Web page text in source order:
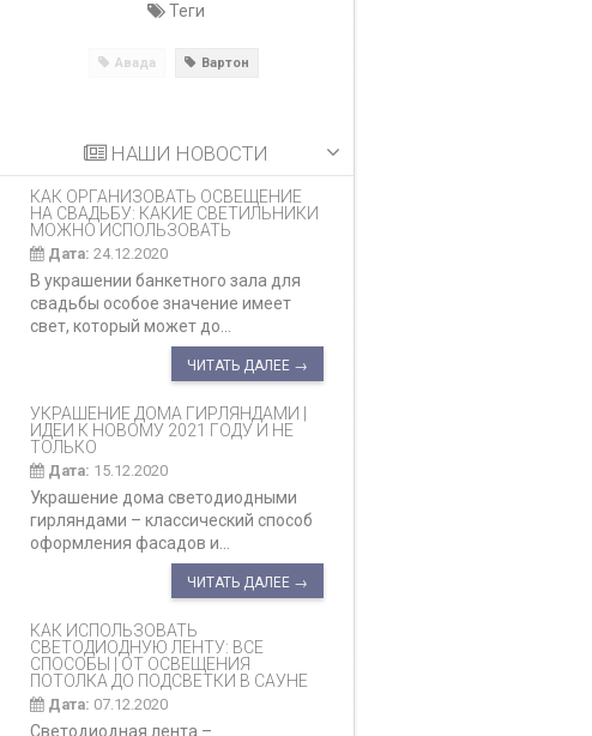
Теги
Авада Вартон
НАШИ НОВОСТИ
КАК ОРГАНИЗОВАТЬ ОСВЕЩЕНИЕ
НА СВАДЬБУ: КАКИЕ СВЕТИЛЬНИКИ
МОЖНО ИСПОЛЬЗОВАТЬ
Дата: 24.12.2020
В украшении банкетного зала для
свадьбы особое значение имеет
свет, который может до...
ЧИТАТЬ ДАЛЕЕ →
УКРАШЕНИЕ ДОМА ГИРЛЯНДАМИ |
ИДЕИ К НОВОМУ 2021 ГОДУ И НЕ
ТОЛЬКО
Дата: 15.12.2020
Украшение дома светодиодными
гирляндами – классический способ
оформления фасадов и...
ЧИТАТЬ ДАЛЕЕ →
КАК ИСПОЛЬЗОВАТЬ
СВЕТОДИОДНУЮ ЛЕНТУ: ВСЕ
СПОСОБЫ | ОТ ОСВЕЩЕНИЯ
ПОТОЛКА ДО ПОДСВЕТКИ В САУНЕ
Дата: 07.12.2020
Светодиодная лента –